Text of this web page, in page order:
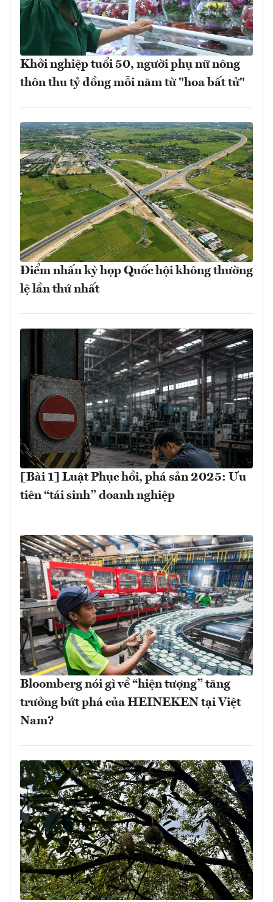
Khởi nghiệp tuổi 50, người phụ nữ nông
thôn thu tỷ đồng mỗi năm từ "hoa bất tử"
Điểm nhấn kỳ họp Quốc hội không thường
lệ lần thứ nhất
[Bài 1] Luật Phục hồi, phá sản 2025: Ưu
tiên “tái sinh” doanh nghiệp
Bloomberg nói gì về “hiện tượng” tăng
trưởng bứt phá của HEINEKEN tại Việt
Nam?